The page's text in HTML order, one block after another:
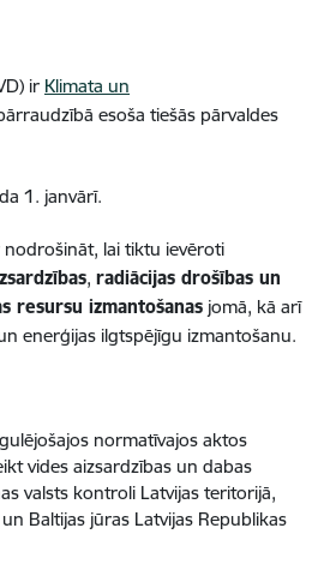
ir Klimata un
esoša tiešās pārvaldes
1. janvārī.
nodrošināt, lai tiktu ievēroti
, radiācijas drošības un
resursu izmantošanas jomā, kā arī
enerģijas ilgtspējīgu izmantošanu.
normatīvajos aktos
vides aizsardzības un dabas
valsts kontroli Latvijas teritorijā,
Baltijas jūras Latvijas Republikas